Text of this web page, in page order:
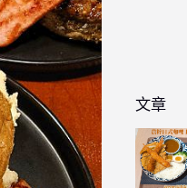
文章